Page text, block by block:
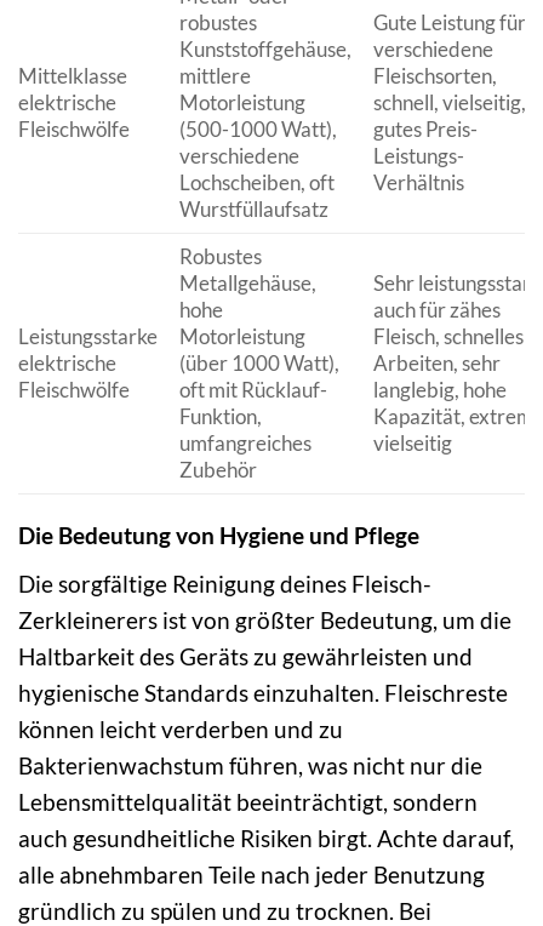
Mittelklasse
elektrische
Fleischwölfe
robustes
Kunststoffgehäuse,
mittlere
Motorleistung
(500-1000 Watt),
verschiedene
Lochscheiben, oft
Wurstfüllaufsatz
Gute Leistung für
verschiedene
Fleischsorten,
schnell, vielseitig,
gutes Preis-
Leistungs-
Verhältnis
Leistungsstarke
elektrische
Fleischwölfe
Robustes
Metallgehäuse,
hohe
Motorleistung
(über 1000 Watt),
oft mit Rücklauf-
Funktion,
umfangreiches
Zubehör
Sehr
auch für zähes
Fleisch, schnelles
Arbeiten, sehr
langlebig, hohe
Kapazität, extrem
vielseitig
Die Bedeutung von Hygiene und Pflege
Die sorgfältige Reinigung deines Fleisch-
Zerkleinerers ist von größter Bedeutung, um die
Haltbarkeit des Geräts zu gewährleisten und
hygienische Standards einzuhalten. Fleischreste
können leicht verderben und zu
Bakterienwachstum führen, was nicht nur die
Lebensmittelqualität beeinträchtigt, sondern
auch gesundheitliche Risiken birgt. Achte darauf,
alle abnehmbaren Teile nach jeder Benutzung
gründlich zu spülen und zu trocknen. Bei